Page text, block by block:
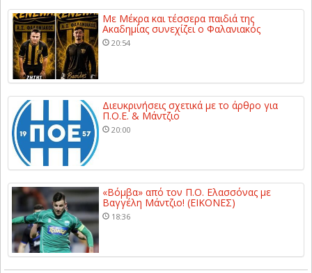
Με Μέκρα και τέσσερα παιδιά της
Ακαδημίας συνεχίζει ο Φαλανιακός
20:54
Διευκρινήσεις σχετικά με το άρθρο για
Π.Ο.Ε. & Μάντζιο
20:00
«Βόμβα» από τον Π.Ο. Ελασσόνας με
Βαγγέλη Μάντζιο! (ΕΙΚΟΝΕΣ)
18:36